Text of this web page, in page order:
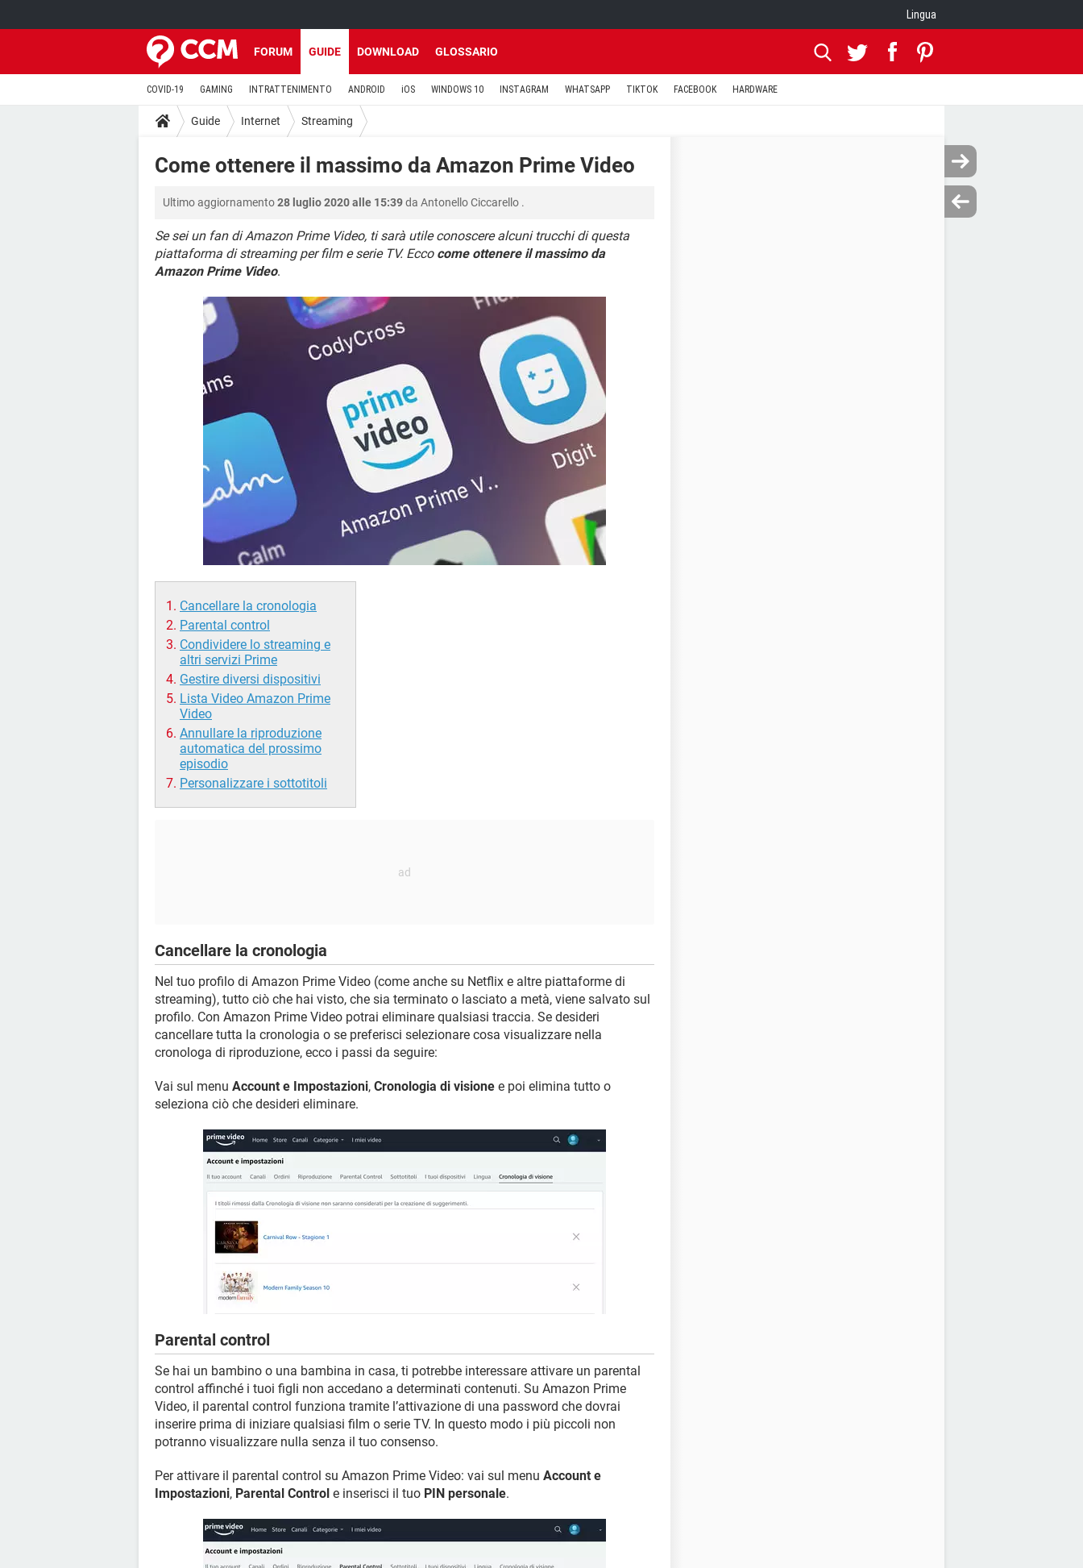
Lingua
FORUM GUIDE DOWNLOAD GLOSSARIO
COVID-19 GAMING INTRATTENIMENTO ANDROID iOS WINDOWS 10 INSTAGRAM WHATSAPP TIKTOK FACEBOOK HARDWARE
Guide Internet Streaming
Come ottenere il massimo da Amazon Prime Video
Ultimo aggiornamento28 luglio 2020 alle 15:39da Antonello Ciccarello .
Se sei un fan di Amazon Prime Video, ti sarà utile conoscere alcuni trucchi di questa
piattaforma di streaming per film e serie TV. Ecco come ottenere il massimo da
Amazon Prime Video.
Cancellare la cronologia
Parental control
Condividere lo streaming e
altri servizi Prime
Gestire diversi dispositivi
Lista Video Amazon Prime
Video
Annullare la riproduzione
automatica del prossimo
episodio
Personalizzare i sottotitoli
Cancellare la cronologia
Nel tuo profilo di Amazon Prime Video (come anche su Netflix e altre piattaforme di
streaming), tutto ciò che hai visto, che sia terminato o lasciato a metà, viene salvato sul
profilo. Con Amazon Prime Video potrai eliminare qualsiasi traccia. Se desideri
cancellare tutta la cronologia o se preferisci selezionare cosa visualizzare nella
cronologa di riproduzione, ecco i passi da seguire:
Vai sul menu Account e Impostazioni, Cronologia di visione e poi elimina tutto o
seleziona ciò che desideri eliminare.
Parental control
Se hai un bambino o una bambina in casa, ti potrebbe interessare attivare un parental
control affinché i tuoi figli non accedano a determinati contenuti. Su Amazon Prime
Video, il parental control funziona tramite l’attivazione di una password che dovrai
inserire prima di iniziare qualsiasi film o serie TV. In questo modo i più piccoli non
potranno visualizzare nulla senza il tuo consenso.
Per attivare il parental control su Amazon Prime Video: vai sul menu Account e
Impostazioni, Parental Control e inserisci il tuo PIN personale.